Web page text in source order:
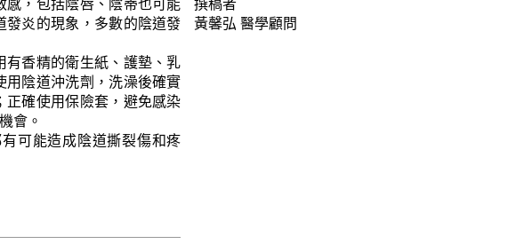
炎的現象，多數的陰道發
香精的衛生紙、護墊、乳
陰道沖洗劑，洗澡後確實
確使用保險套，避免感染
會。
可能造成陰道撕裂傷和疼
黃馨弘 醫學顧問